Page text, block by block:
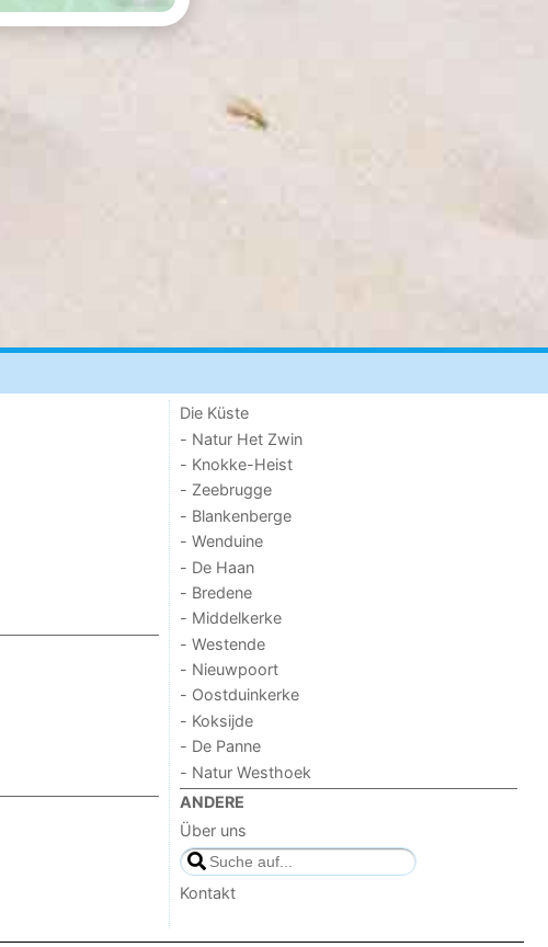
Die Küste
- Natur Het Zwin
- Knokke-Heist
- Zeebrugge
- Blankenberge
- Wenduine
- De Haan
- Bredene
- Middelkerke
- Westende
- Nieuwpoort
- Oostduinkerke
- Koksijde
- De Panne
- Natur Westhoek
ANDERE
Über uns
Kontakt